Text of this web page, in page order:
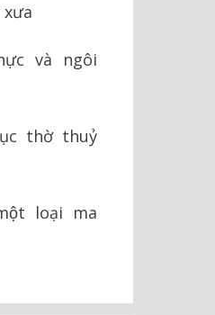
và ngôi
thờ thuỷ
loại ma